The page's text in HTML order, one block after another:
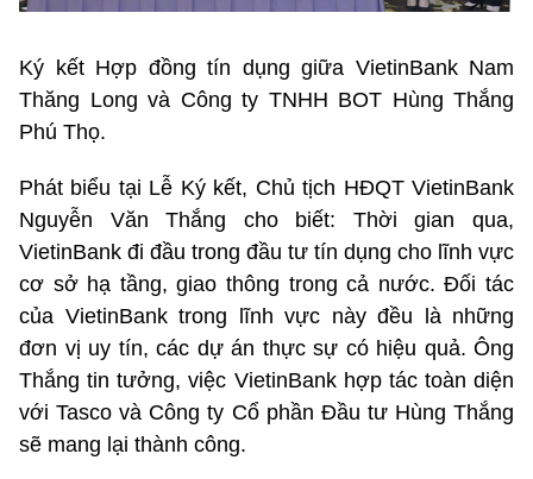
Ký kết Hợp đồng tín dụng giữa VietinBank Nam
Thăng Long và Công ty TNHH BOT Hùng Thắng
Phú Thọ.
Phát biểu tại Lễ Ký kết, Chủ tịch HĐQT VietinBank
Nguyễn Văn Thắng cho biết: Thời gian qua,
VietinBank đi đầu trong đầu tư tín dụng cho lĩnh vực
cơ sở hạ tầng, giao thông trong cả nước. Đối tác
của VietinBank trong lĩnh vực này đều là những
đơn vị uy tín, các dự án thực sự có hiệu quả. Ông
Thắng tin tưởng, việc VietinBank hợp tác toàn diện
với Tasco và Công ty Cổ phần Đầu tư Hùng Thắng
sẽ mang lại thành công.